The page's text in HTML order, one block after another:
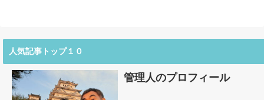
人気記事トップ１０
管理人のプロフィール